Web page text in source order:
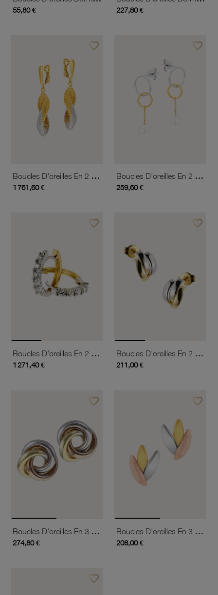
55,80 € 227,80 €
favorite_borderAjouter à vos favoris
Boucles D'oreilles En 2 Ors
1 761,60 €
favorite_borderAjouter
Boucles D'oreilles En 2 Ors Et Perle De Culture
259,60 €
favorite_borderAjouter à vos favoris
Boucles D'oreilles En 2 Ors, Diamants
1 271,40 €
favorite_borderAjouter
Boucles D'oreilles En 2 Ors.
211,00 €
favorite_borderAjouter à vos favoris
Boucles D'oreilles En 3 Ors
274,80 €
favorite_borderAjouter
Boucles D'oreilles En 3 Ors
208,00 €
favorite_borderAjouter à vos favoris